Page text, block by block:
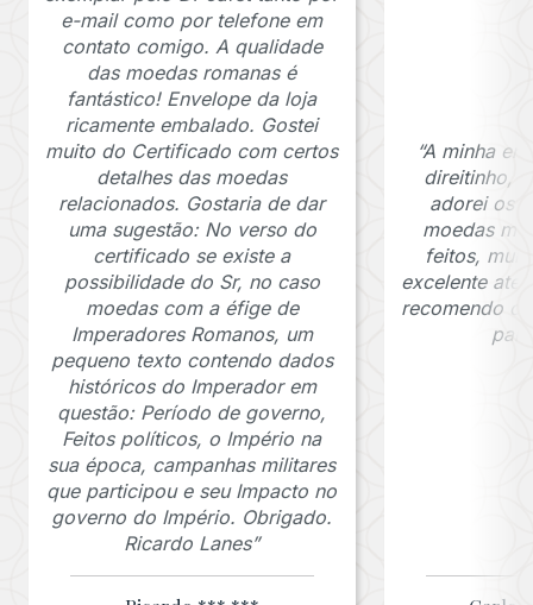
e-mail como por telefone em
contato comigo. A qualidade
das moedas romanas é
fantástico! Envelope da loja
ricamente embalado. Gostei
muito do Certificado com certos
detalhes das moedas
relacionados. Gostaria de dar
uma sugestão: No verso do
certificado se existe a
possibilidade do Sr, no caso
moedas com a éfige de
Imperadores Romanos, um
pequeno texto contendo dados
históricos do Imperador em
questão: Período de governo,
Feitos políticos, o Império na
sua época, campanhas militares
que participou e seu Impacto no
governo do Império. Obrigado.
Ricardo Lanes”
“A minha
direitinho,
adorei os
moedas
feitos,
excelente
recomendo o